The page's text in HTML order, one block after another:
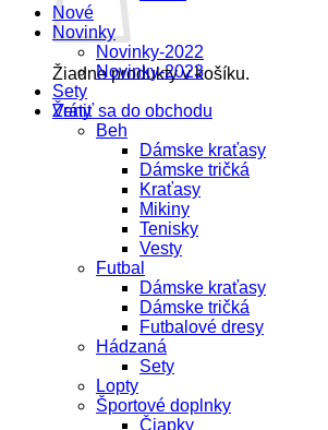
Žiadne produkty v košíku.
Vrátiť sa do obchodu
Nové
Novinky
Novinky-2022
Novinky-2023
Sety
Ženy
Beh
Dámske kraťasy
Dámske tričká
Kraťasy
Mikiny
Tenisky
Vesty
Futbal
Dámske kraťasy
Dámske tričká
Futbalové dresy
Hádzaná
Sety
Lopty
Športové doplnky
Čiapky